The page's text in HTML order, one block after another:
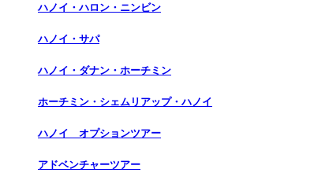
ハノイ・ハロン・ニンビン
ハノイ・サパ
ハノイ・ダナン・ホーチミン
ホーチミン・シェムリアップ・ハノイ
ハノイ オプションツアー
アドベンチャーツアー